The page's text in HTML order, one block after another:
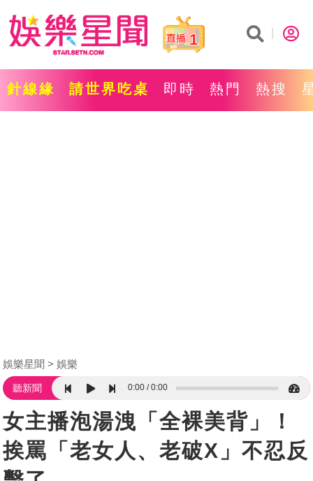
1
針線緣 請世界吃桌 即時 熱門 熱搜
娛樂星聞 娛樂
聽新聞 0:00 0:00
女主播泡湯洩「全裸美背」！
挨罵「老女人、老破X」不忍反